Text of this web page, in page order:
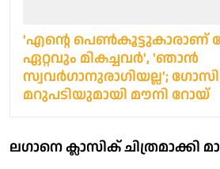
'എന്റെ പെണ്‍കൂട്ടുകാരാണ്
ഏറ്റവും മികച്ചവര്‍', 'ഞാൻ
സ്വവർഗാനുരാഗിയല്ല';
മറുപടിയുമായി മൗനി റോയ്
ലഗാനെ ക്ലാസിക് ചിത്രമാക്കി